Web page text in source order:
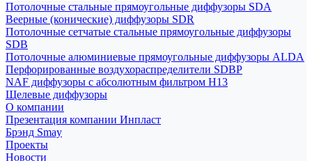
Потолочные стальные прямоугольные диффузоры SDA
Веерные (конические) диффузоры SDR
Потолочные сетчатые стальные прямоугольные диффузоры
SDB
Потолочные алюминиевые прямоугольные диффузоры ALDA
Перфорированные воздухораспределители SDBP
NAF диффузоры с абсолютным фильтром Н13
Щелевые диффузоры
О компании
Презентация компании Инпласт
Брэнд Smay
Проекты
Новости